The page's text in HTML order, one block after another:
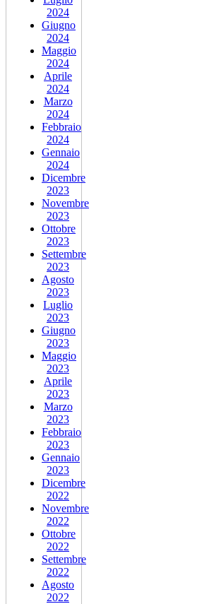
2024
Giugno
2024
Maggio
2024
Aprile
2024
Marzo
2024
Febbraio
2024
Gennaio
2024
Dicembre
2023
Novembre
2023
Ottobre
2023
Settembre
2023
Agosto
2023
Luglio
2023
Giugno
2023
Maggio
2023
Aprile
2023
Marzo
2023
Febbraio
2023
Gennaio
2023
Dicembre
2022
Novembre
2022
Ottobre
2022
Settembre
2022
Agosto
2022